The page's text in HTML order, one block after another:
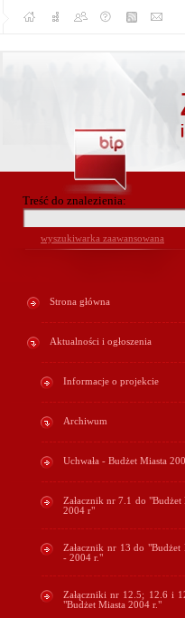
Treść do znalezienia:
wyszukiwarka zaawansowana
Strona główna
Aktualności i ogłoszenia
Informacje o projekcie
Archiwum
Uchwała - Budżet Miasta
Załacznik nr 7.1 do "Budżet
2004 r"
Załacznik nr 13 do "Budżet
- 2004 r."
Załączniki nr 12.5; 12.6 i
"Budżet Miasta 2004 r."